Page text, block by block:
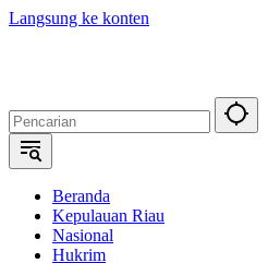
Langsung ke konten
Beranda
Kepulauan Riau
Nasional
Hukrim